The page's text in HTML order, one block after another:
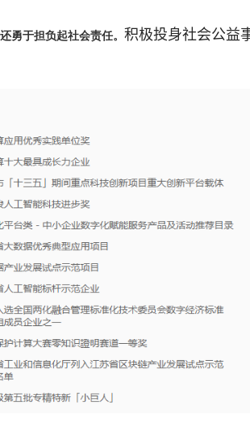
勇于担负起社会责任。 积极投身社会公益